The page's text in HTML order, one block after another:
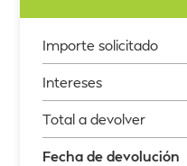
Importe solicitado
Intereses
Total a devolver
Fecha de devolución